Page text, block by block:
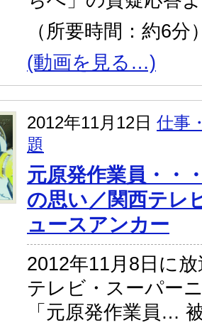
（所要時間：約6分
(動画を見る…)
2012年11月12日 仕事
題
元原発作業員・・
の思い／関西テレ
ュースアンカー
2012年11月8日に
テレビ・スーパー
「元原発作業員…